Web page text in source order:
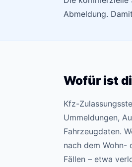
Abmeldung.
Wofür ist
Kfz-
Ummeldungen,
Fahrzeugdaten.
nach dem Wohn-
Fällen – etwa